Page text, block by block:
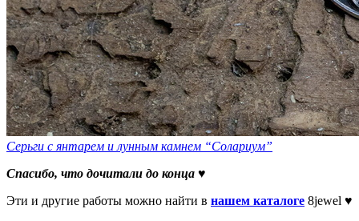
Серьги с янтарем и лунным камнем “Солариум”
Спасибо, что дочитали до конца ♥
Эти и другие работы можно найти в нашем каталоге 8jewel ♥